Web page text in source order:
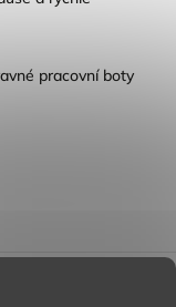
pracovní boty